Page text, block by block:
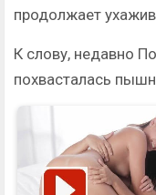
продолжает
К слову, недавно
похвасталась